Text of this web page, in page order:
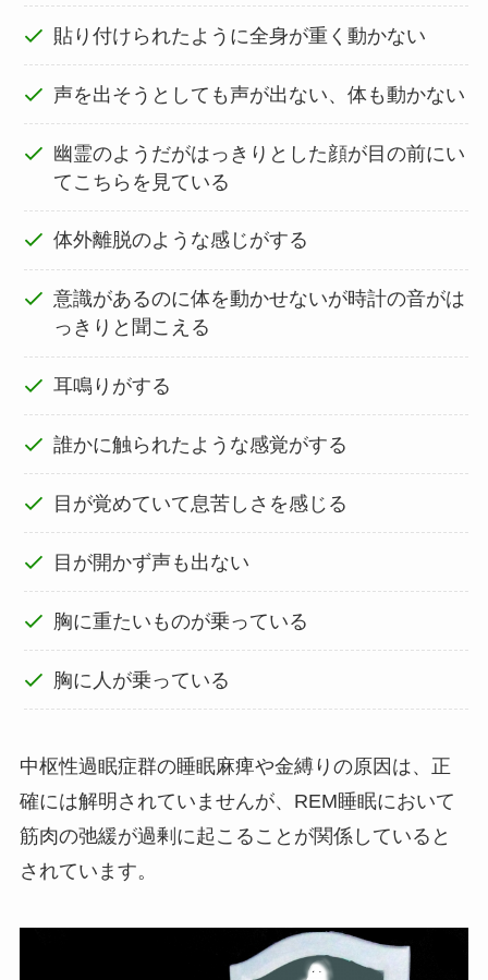
貼り付けられたように全身が重く動かない
声を出そうとしても声が出ない、体も動かない
幽霊のようだがはっきりとした顔が目の前にい
てこちらを見ている
体外離脱のような感じがする
意識があるのに体を動かせないが時計の音がは
っきりと聞こえる
耳鳴りがする
誰かに触られたような感覚がする
目が覚めていて息苦しさを感じる
目が開かず声も出ない
胸に重たいものが乗っている
胸に人が乗っている
中枢性過眠症群の睡眠麻痺や金縛りの原因は、正
確には解明されていませんが、REM睡眠において
筋肉の弛緩が過剰に起こることが関係していると
されています。